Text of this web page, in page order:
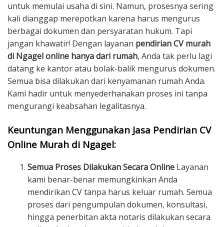
untuk memulai usaha di sini. Namun, prosesnya sering
kali dianggap merepotkan karena harus mengurus
berbagai dokumen dan persyaratan hukum. Tapi
jangan khawatir! Dengan layanan pendirian CV murah
di Ngagel online hanya dari rumah, Anda tak perlu lagi
datang ke kantor atau bolak-balik mengurus dokumen.
Semua bisa dilakukan dari kenyamanan rumah Anda.
Kami hadir untuk menyederhanakan proses ini tanpa
mengurangi keabsahan legalitasnya.
Keuntungan Menggunakan Jasa Pendirian CV
Online Murah di Ngagel:
Semua Proses Dilakukan Secara Online Layanan
kami benar-benar memungkinkan Anda
mendirikan CV tanpa harus keluar rumah. Semua
proses dari pengumpulan dokumen, konsultasi,
hingga penerbitan akta notaris dilakukan secara